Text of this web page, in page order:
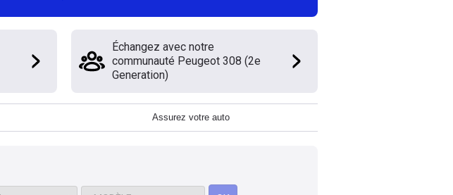
Échangez avec notre
communauté Peugeot 308 (2e
Generation)
Assurez votre auto